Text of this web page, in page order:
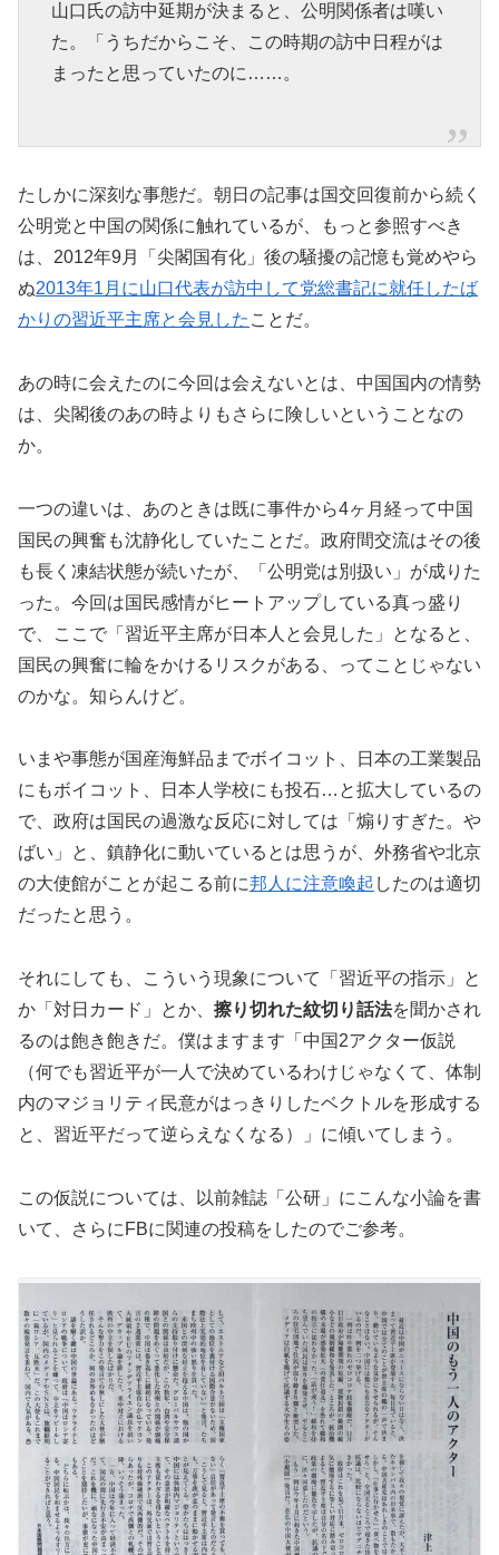
山口氏の訪中延期が決まると、公明関係者は嘆い
た。「うちだからこそ、この時期の訪中日程がは
まったと思っていたのに……。
たしかに深刻な事態だ。朝日の記事は国交回復前から続く
公明党と中国の関係に触れているが、もっと参照すべき
は、2012年9月「尖閣国有化」後の騒擾の記憶も覚めやら
ぬ2013年1月に山口代表が訪中して党総書記に就任したば
かりの習近平主席と会見した ことだ。
あの時に会えたのに今回は会えないとは、中国国内の情勢
は、尖閣後のあの時よりもさらに険しいということなの
か。
一つの違いは、あのときは既に事件から4ヶ月経って中国
国民の興奮も沈静化していたことだ。政府間交流はその後
も長く凍結状態が続いたが、「公明党は別扱い」が成りた
った。今回は国民感情がヒートアップしている真っ盛り
で、ここで「習近平主席が日本人と会見した」となると、
国民の興奮に輪をかけるリスクがある、ってことじゃない
のかな。知らんけど。
いまや事態が国産海鮮品までボイコット、日本の工業製品
にもボイコット、日本人学校にも投石…と拡大しているの
で、政府は国民の過激な反応に対しては「煽りすぎた。や
ばい」と、鎮静化に動いているとは思うが、外務省や北京
の大使館がことが起こる前に邦人に注意喚起 したのは適切
だったと思う。
それにしても、こういう現象について「習近平の指示」と
か「対日カード」とか、 擦り切れた紋切り話法を聞かされ
るのは飽き飽きだ。僕はますます「中国2アクター仮説
（何でも習近平が一人で決めているわけじゃなくて、体制
内のマジョリティ民意がはっきりしたベクトルを形成する
と、習近平だって逆らえなくなる）」に傾いてしまう。
この仮説については、以前雑誌「公研」にこんな小論を書
いて、さらにFBに関連の投稿をしたのでご参考。